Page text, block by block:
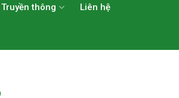
Truyền thông Liên hệ